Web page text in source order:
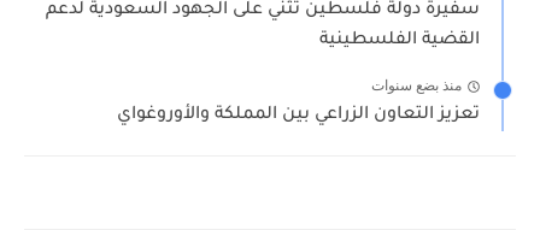
سفيرة دولة فلسطين تثني على الجهود السعودية لدعم
القضية الفلسطينية
منذ بضع سنوات
تعزيز التعاون الزراعي بين المملكة والأوروغواي